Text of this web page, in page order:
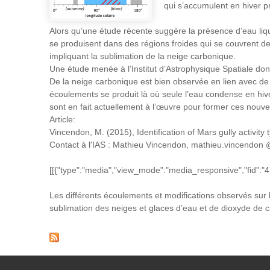
qui s’accumulent en hiver
Alors qu’une étude récente suggère la présence d’eau
se produisent dans des régions froides qui se couvrent
impliquant la sublimation de la neige carbonique.
Une étude menée à l’Institut d’Astrophysique Spatiale
De la neige carbonique est bien observée en lien avec
écoulements se produit là où seule l’eau condense en
sont en fait actuellement à l’œuvre pour former ces
Article:
Vincendon, M. (2015), Identification of Mars gully
Contact à l'IAS : Mathieu Vincendon, mathieu.vincendon
Les différents écoulements et modifications observés
sublimation des neiges et glaces d’eau et de dioxyde de